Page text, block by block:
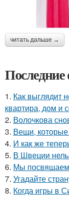
читать дальше →
Последние
1. Как выглядит
квартира, дом и
2. Волочкова
3. Вещи, которые
4. И как же
5. В Швеции
6. Мы
7. Угадайте
8. Когда игры в